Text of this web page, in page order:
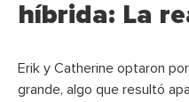
híbrida: La
Erik y Catherine optaron
grande, algo que resultó